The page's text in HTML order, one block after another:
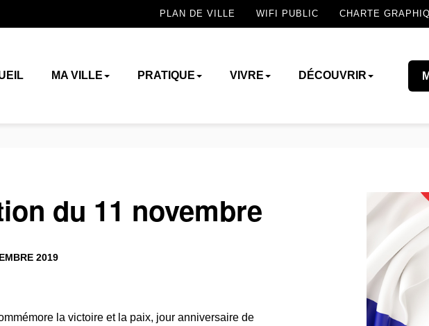
PLAN DE VILLE WIFI PUBLIC CHARTE
MA VILLE PRATIQUE VIVRE DÉCOUVRIR
du 11 novembre
2019
la victoire et la paix, jour anniversaire de